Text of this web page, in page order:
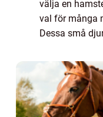
välja en
val för många
Dessa små
ta hand om